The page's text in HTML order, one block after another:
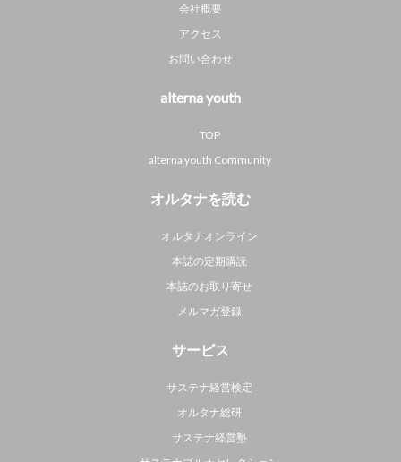
会社概要
アクセス
お問い合わせ
alterna youth
TOP
alterna youth Community
オルタナを読む
オルタナオンライン
本誌の定期購読
本誌のお取り寄せ
メルマガ登録
サービス
サステナ経営検定
オルタナ総研
サステナ経営塾